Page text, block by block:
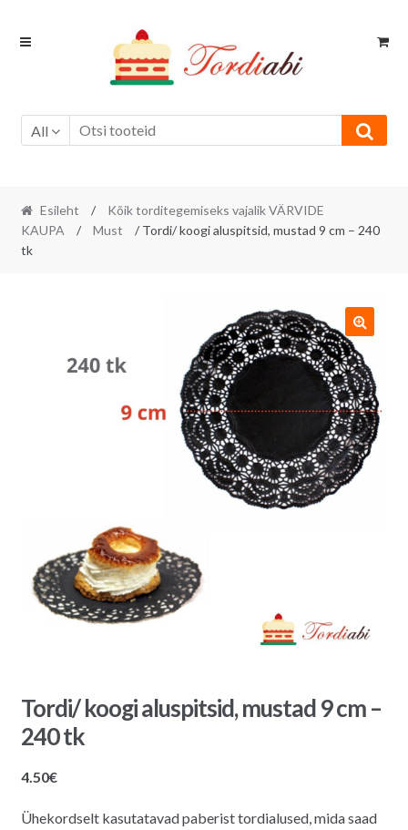
Skip
Skip
All
Esileht /
Kõik torditegemiseks vajalik VÄRVIDE
KAUPA
/ Must
/ Tordi/ koogi aluspitsid, mustad 9 cm – 240
tk
Tordi/ koogi aluspitsid, mustad 9 cm –
240 tk
4.50€
Ühekordselt kasutatavad paberist tordialused, mida saad